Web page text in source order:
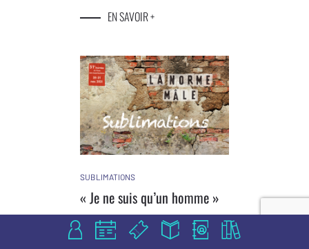
EN SAVOIR +
SUBLIMATIONS
« Je ne suis qu’un homme »
Valérie Péra Guillot
01/11/2021